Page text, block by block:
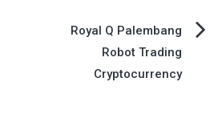
Royal Q Palembang
Robot Trading
Cryptocurrency